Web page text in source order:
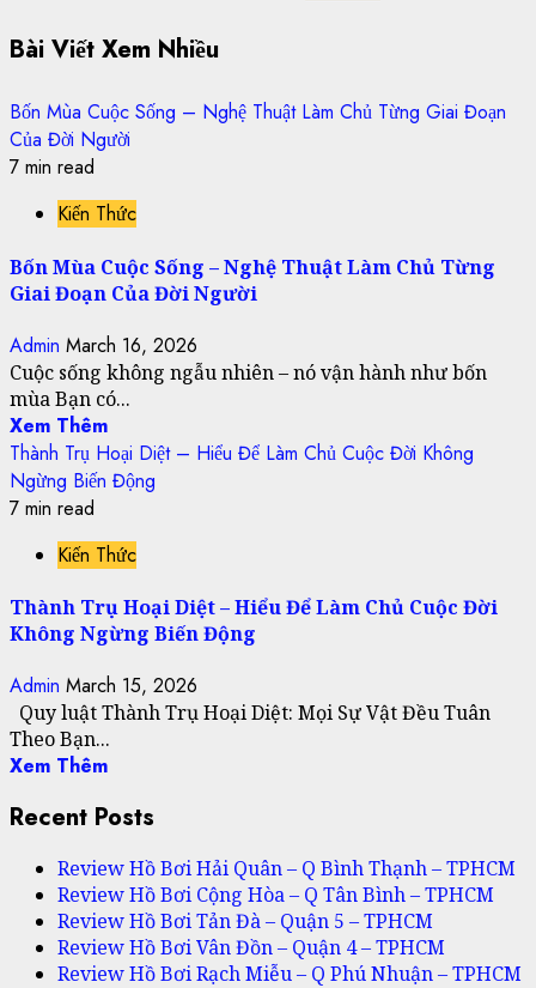
Bài Viết Xem Nhiều
Bốn Mùa Cuộc Sống – Nghệ Thuật Làm Chủ Từng Giai Đoạn
Của Đời Người
7 min read
Kiến Thức
Bốn Mùa Cuộc Sống – Nghệ Thuật Làm Chủ Từng
Giai Đoạn Của Đời Người
Admin March 16, 2026
Cuộc sống không ngẫu nhiên – nó vận hành như bốn
mùa Bạn có...
Xem Thêm
Thành Trụ Hoại Diệt – Hiểu Để Làm Chủ Cuộc Đời Không
Ngừng Biến Động
7 min read
Kiến Thức
Thành Trụ Hoại Diệt – Hiểu Để Làm Chủ Cuộc Đời
Không Ngừng Biến Động
Admin March 15, 2026
Quy luật Thành Trụ Hoại Diệt: Mọi Sự Vật Đều Tuân
Theo Bạn...
Xem Thêm
Recent Posts
Review Hồ Bơi Hải Quân – Q Bình Thạnh – TPHCM
Review Hồ Bơi Cộng Hòa – Q Tân Bình – TPHCM
Review Hồ Bơi Tản Đà – Quận 5 – TPHCM
Review Hồ Bơi Vân Đồn – Quận 4 – TPHCM
Review Hồ Bơi Rạch Miễu – Q Phú Nhuận – TPHCM